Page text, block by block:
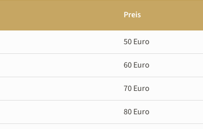
Preis
50 Euro
60 Euro
70 Euro
80 Euro